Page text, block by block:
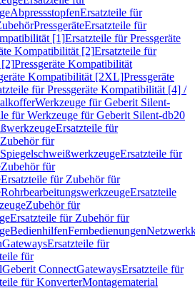
AbpressstopfenErsatzteile für
PressgeräteErsatzteile für
[1]Ersatzteile für Pressgeräte
Kompatibilität [2]Ersatzteile für
[2]Pressgeräte Kompatibilität
Kompatibilität [2XL]Pressgeräte
für Pressgeräte Kompatibilität [4] /
Werkzeuge für Geberit Silent-
für Werkzeuge für Geberit Silent-db20
Ersatzteile für
Zubehör für
SpiegelschweißwerkzeugeErsatzteile für
Zubehör für
Ersatzteile für Zubehör für
RohrbearbeitungswerkzeugeErsatzteile
Zubehör für
Ersatzteile für Zubehör für
BedienhilfenFernbedienungen
GatewaysErsatzteile für
für
Geberit ConnectGatewaysErsatzteile für
für KonverterMontagematerial